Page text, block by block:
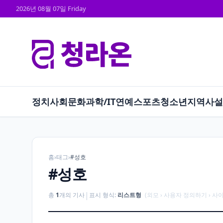
2026년 08월 07일 Friday
정치사회문화과학/IT연예스포츠청소년지역사
홈›태그›#성호
#성호
총 1개의 기사 | 표시 형식: 리스트형 (외모 › 사용자 정의하기 › 사